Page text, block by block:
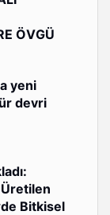
ÖVGÜ
yeni
devri
Bitkisel